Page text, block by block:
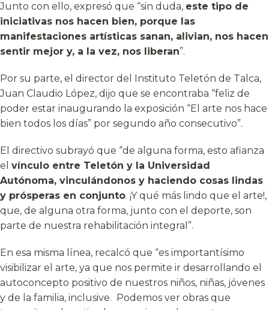
Junto con ello, expresó que “sin duda, este tipo de
iniciativas nos hacen bien, porque las
manifestaciones artísticas sanan, alivian, nos hacen
sentir mejor y, a la vez, nos liberan”.
Por su parte, el director del Instituto Teletón de Talca,
Juan Claudio López, dijo que se encontraba “feliz de
poder estar inaugurando la exposición “El arte nos hace
bien todos los días” por segundo año consecutivo”.
El directivo subrayó que “de alguna forma, esto afianza
el vínculo entre Teletón y la Universidad
Autónoma, vinculándonos y haciendo cosas lindas
y prósperas en conjunto. ¡Y qué más lindo que el arte!,
que, de alguna otra forma, junto con el deporte, son
parte de nuestra rehabilitación integral”.
En esa misma línea, recalcó que “es importantísimo
visibilizar el arte, ya que nos permite ir desarrollando el
autoconcepto positivo de nuestros niños, niñas, jóvenes
y de la familia, inclusive. Podemos ver obras que